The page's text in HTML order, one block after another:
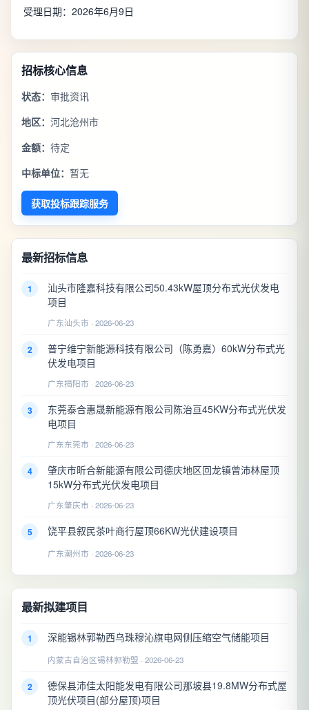
受理日期：2026年6月9日
招标核心信息
状态： 审批资讯
地区： 河北沧州市
金额： 待定
中标单位： 暂无
获取投标跟踪服务
最新招标信息
1
汕头市隆嘉科技有限公司50.43kW屋顶分布式光伏发电
项目
广东汕头市 · 2026-06-23
2
普宁维宁新能源科技有限公司（陈勇嘉）60kW分布式光
伏发电项目
广东揭阳市 · 2026-06-23
3
东莞泰合惠晟新能源有限公司陈治亘45KW分布式光伏发
电项目
广东东莞市 · 2026-06-23
4
肇庆市昕合新能源有限公司德庆地区回龙镇曾沛林屋顶
15kW分布式光伏发电项目
广东肇庆市 · 2026-06-23
5 饶平县叙民茶叶商行屋顶66KW光伏建设项目
广东潮州市 · 2026-06-23
最新拟建项目
1 深能锡林郭勒西乌珠穆沁旗电网侧压缩空气储能项目
内蒙古自治区锡林郭勒盟 · 2026-06-23
2
德保县沛佳太阳能发电有限公司那坡县19.8MW分布式屋
顶光伏项目(部分屋顶)项目